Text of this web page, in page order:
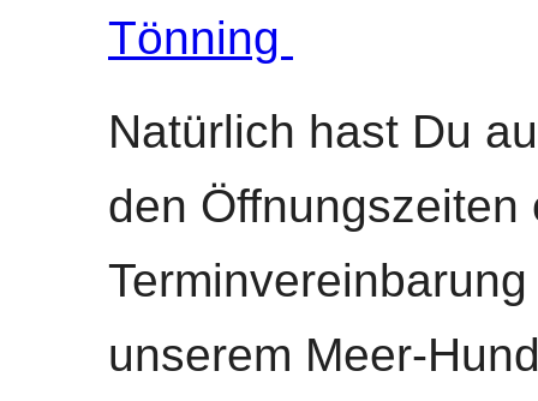
Tönning
Natürlich hast Du
den Öffnungszeiten
unserem Meer-